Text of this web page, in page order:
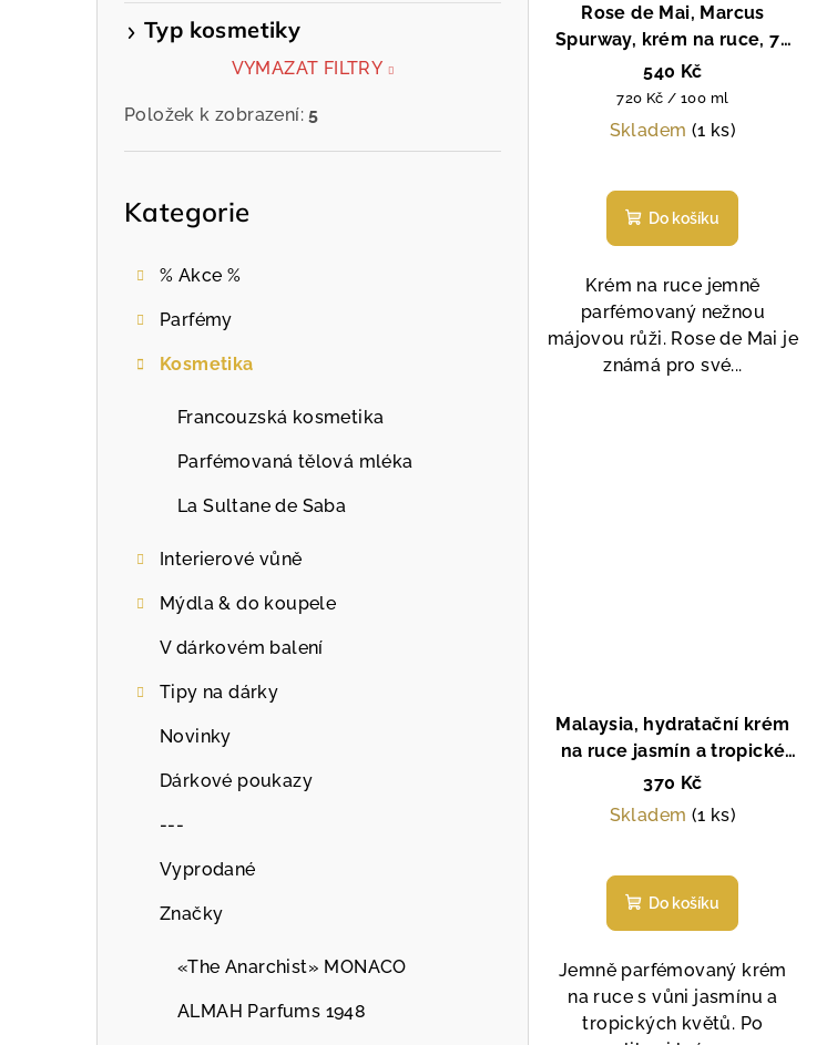
Typ kosmetiky
VYMAZAT FILTRY
Položek k zobrazení: 5
Kategorie
% Akce %
Parfémy
Kosmetika
Francouzská kosmetika
Parfémovaná tělová mléka
La Sultane de Saba
Interierové vůně
Mýdla & do koupele
V dárkovém balení
Tipy na dárky
Novinky
Dárkové poukazy
---
Vyprodané
Značky
«The Anarchist» MONACO
ALMAH Parfums 1948
u
o
Rose de Mai, Marcus
Spurway, krém na ruce, 75
ml
540 Kč
Měrná
cena:
720 Kč / 100 ml
Skladem (1 ks)
Do košíku
Krém na ruce jemně
parfémovaný nežnou
májovou růži. Rose de Mai je
známá pro své...
Malaysia, hydratační krém
na ruce jasmín a tropické
květy, La Sultane de Saba,
Paris
370 Kč
Skladem (1 ks)
hodnocení
produktu
je
Do košíku
Jemně parfémovaný krém
na ruce s vůni jasmínu a
tropických květů. Po